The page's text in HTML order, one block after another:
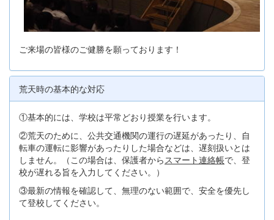
ご来場の皆様のご健勝を願っております！
荒天時の基本的な対応
①基本的には、学校は平常どおり授業を行います。
②荒天のために、公共交通機関の運行の遅延があったり、自
転車の運転に影響があったりした場合などは、遅刻扱いとは
しません。（この場合は、保護者からスマート連絡帳で、登
校が遅れる旨を入力してください。）
③最新の情報を確認して、無理のない範囲で、安全を優先し
て登校してください。